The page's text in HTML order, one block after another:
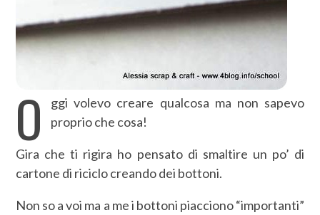
O
ggi volevo creare qualcosa ma non sapevo
proprio che cosa!
Gira che ti rigira ho pensato di smaltire un po’ di
cartone di riciclo creando dei bottoni.
Non so a voi ma a me i bottoni piacciono “importanti”